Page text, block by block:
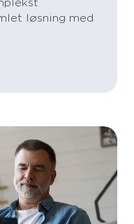
løsning med